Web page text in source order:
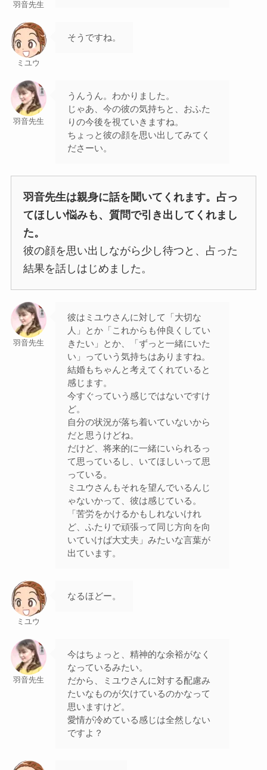
羽音先生
ミユウ
そうですね。
羽音先生
うんうん。わかりました。
じゃあ、今の彼の気持ちと、おふた
りの今後を視ていきますね。
ちょっと彼の顔を思い出してみてく
ださーい。
羽音先生は親身に話を聞いてくれます。占っ
てほしい悩みも、質問で引き出してくれまし
た。
彼の顔を思い出しながら少し待つと、占った
結果を話しはじめました。
羽音先生
彼はミユウさんに対して「大切な
人」とか「これからも仲良くしてい
きたい」とか、「ずっと一緒にいた
い」っていう気持ちはありますね。
結婚もちゃんと考えてくれていると
感じます。
今すぐっていう感じではないですけ
ど。
自分の状況が落ち着いていないから
だと思うけどね。
だけど、将来的に一緒にいられるっ
て思っているし、いてほしいって思
っている。
ミユウさんもそれを望んでいるんじ
ゃないかって、彼は感じている。
「苦労をかけるかもしれないけれ
ど、ふたりで頑張って同じ方向を向
いていけば大丈夫」みたいな言葉が
出ています。
ミユウ
なるほどー。
羽音先生
今はちょっと、精神的な余裕がなく
なっているみたい。
だから、ミユウさんに対する配慮み
たいなものが欠けているのかなって
思いますけど。
愛情が冷めている感じは全然しない
ですよ？